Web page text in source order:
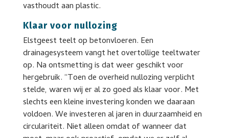
vasthoudt aan plastic.
Klaar voor nullozing
Elstgeest teelt op betonvloeren. Een
drainagesysteem vangt het overtollige teeltwater
op. Na ontsmetting is dat weer geschikt voor
hergebruik. “Toen de overheid nullozing verplicht
stelde, waren wij er al zo goed als klaar voor. Met
slechts een kleine investering konden we daaraan
voldoen. We investeren al jaren in duurzaamheid en
circulariteit. Niet alleen omdat of wanneer dat